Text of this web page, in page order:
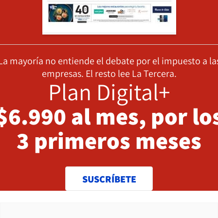
mayoría no entiende el debate por el impuesto a
empresas. El resto lee La Tercera.
Plan Digital+
al mes, por
3 primeros meses
SUSCRÍBETE